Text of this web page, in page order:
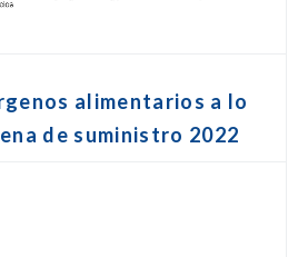
alimentarios a lo
de suministro 2022